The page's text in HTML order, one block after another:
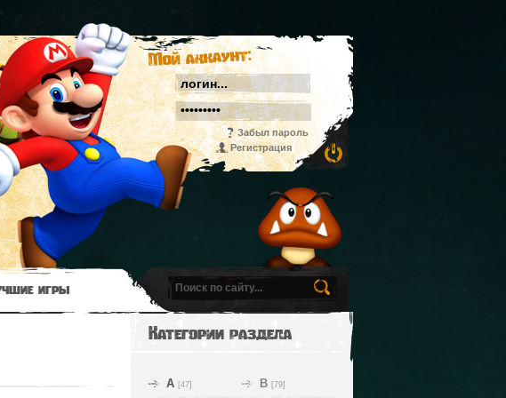
Мой аккаунт:
Забыл пароль
Регистрация
игры
Категории раздела
A [47] B [79]